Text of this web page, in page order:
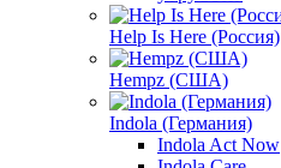
Help Is Here (Россия)
Hempz (США)
Indola (Германия)
Indola Act Now